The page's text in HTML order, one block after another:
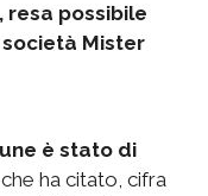
resa possibile
Mister
è stato di
ha citato, cifra